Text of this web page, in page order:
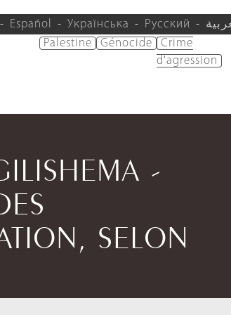
Español Українська Русский
Palestine Génocide
Crime
d'agression
-
SELON